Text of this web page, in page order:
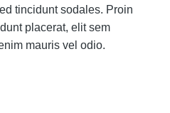
tincidunt sodales. Proin
placerat, elit sem
mauris vel odio.